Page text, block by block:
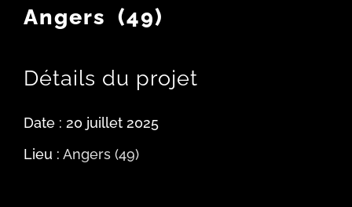
RÉNOVATION
RECRUTEMENT
Angers (49)
Détails du projet
Date : 20 juillet 2025
Lieu : Angers (49)